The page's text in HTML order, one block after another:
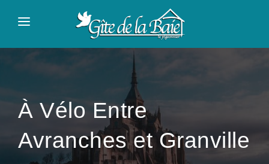
ACCUEIL
TARIFS
À VISITER
CONTACT
À Vélo Entre
Avranches et Granville